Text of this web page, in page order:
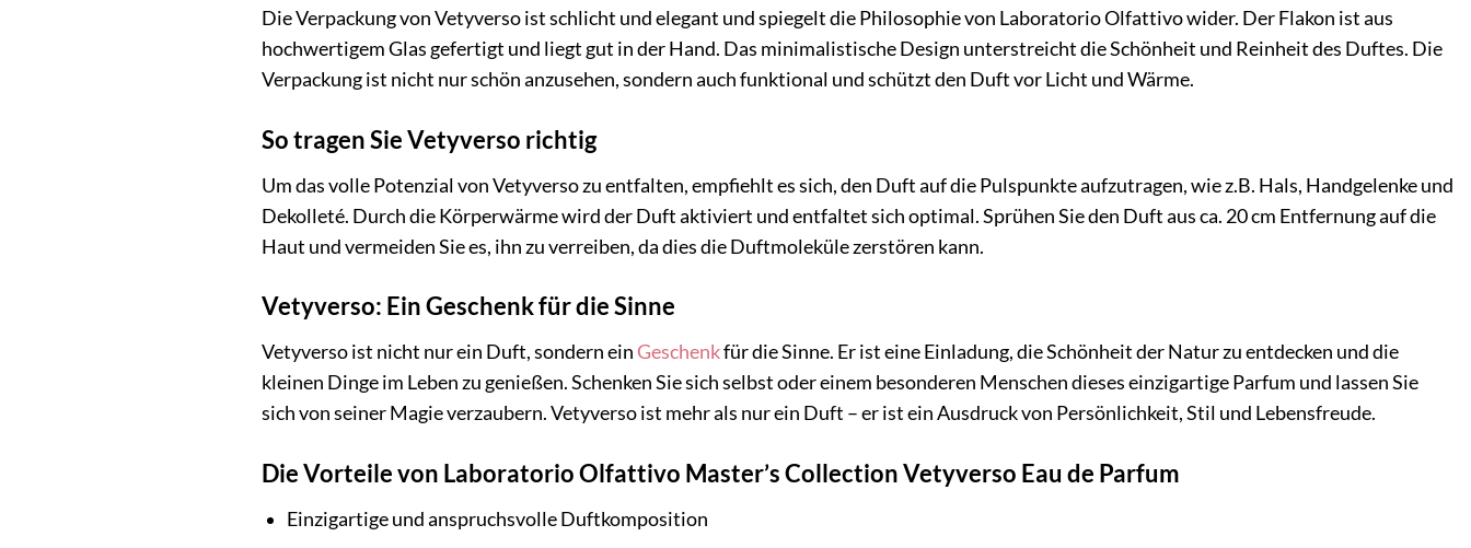
Die Verpackung von Vetyverso ist schlicht und elegant und spiegelt die Philosophie von Laboratorio Olfattivo wider. Der Flakon ist aus
hochwertigem Glas gefertigt und liegt gut in der Hand. Das minimalistische Design unterstreicht die Schönheit und Reinheit des Duftes. Die
Verpackung ist nicht nur schön anzusehen, sondern auch funktional und schützt den Duft vor Licht und Wärme.
So tragen Sie Vetyverso richtig
Um das volle Potenzial von Vetyverso zu entfalten, empfiehlt es sich, den Duft auf die Pulspunkte aufzutragen, wie z.B. Hals, Handgelenke und
Dekolleté. Durch die Körperwärme wird der Duft aktiviert und entfaltet sich optimal. Sprühen Sie den Duft aus ca. 20 cm Entfernung auf die
Haut und vermeiden Sie es, ihn zu verreiben, da dies die Duftmoleküle zerstören kann.
Vetyverso: Ein Geschenk für die Sinne
Vetyverso ist nicht nur ein Duft, sondern einGeschenkfür die Sinne. Er ist eine Einladung, die Schönheit der Natur zu entdecken und die
kleinen Dinge im Leben zu genießen. Schenken Sie sich selbst oder einem besonderen Menschen dieses einzigartige Parfum und lassen Sie
sich von seiner Magie verzaubern. Vetyverso ist mehr als nur ein Duft – er ist ein Ausdruck von Persönlichkeit, Stil und Lebensfreude.
Die Vorteile von Laboratorio Olfattivo Master’s Collection Vetyverso Eau de Parfum
Einzigartige und anspruchsvolle Duftkomposition